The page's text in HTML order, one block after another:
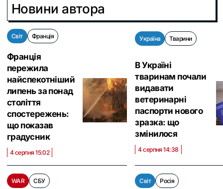
Новини автора
Світ Франція
Франція
пережила
найспекотніший
липень за понад
століття
спостережень:
що показав
градусник
4 серпня 15:02
Україна Тварини
В Україні
тваринам почали
видавати
ветеринарні
паспорти нового
зразка: що
змінилося
4 серпня 14:38
WAR СБУ Світ Росія